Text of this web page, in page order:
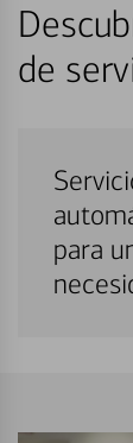
de
para